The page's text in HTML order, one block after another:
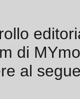
di
al